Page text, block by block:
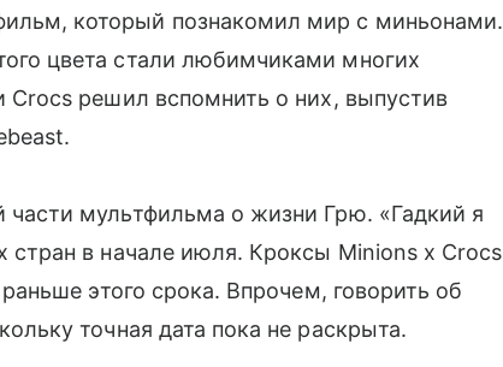
который познакомил мир с миньонами.
цвета стали любимчиками многих
Crocs решил вспомнить о них, выпустив
мультфильма о жизни Грю. «Гадкий я
стран в начале июля. Кроксы Minions x Crocs
этого срока. Впрочем, говорить об
точная дата пока не раскрыта.